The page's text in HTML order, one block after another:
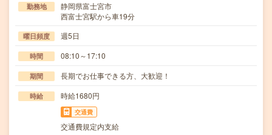
勤務地
静岡県富士宮市
西富士宮駅から車19分
曜日頻度 週5日
時間 08:10～17:10
期間 長期でお仕事できる方、大歓迎！
時給 時給1680円
交通費
交通費規定内支給